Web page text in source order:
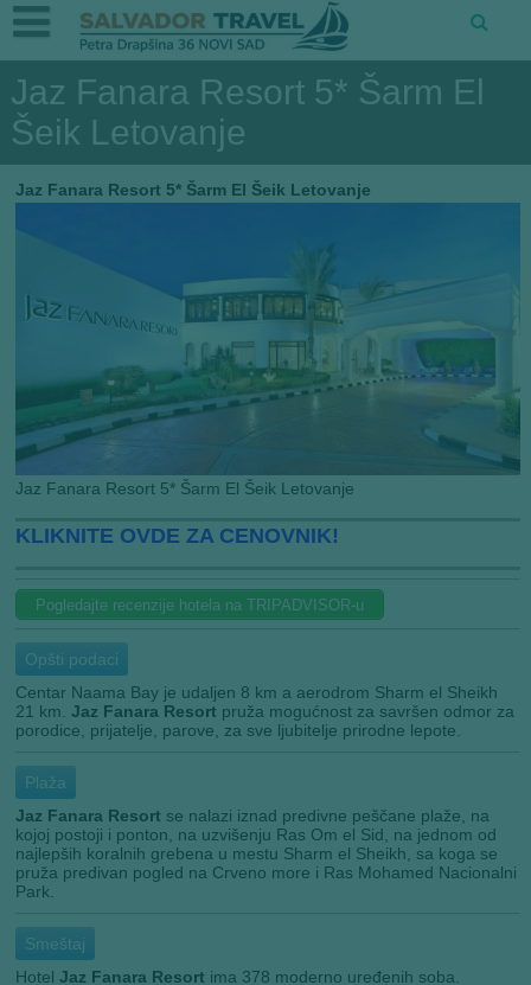
Jaz Fanara Resort 5* Šarm El
Šeik Letovanje
Jaz Fanara Resort 5* Šarm El Šeik Letovanje
Jaz Fanara Resort 5* Šarm El Šeik Letovanje
KLIKNITE OVDE ZA CENOVNIK!
Pogledajte recenzije hotela na TRIPADVISOR-u
Opšti podaci
Centar Naama Bay je udaljen 8 km a aerodrom Sharm el Sheikh
21 km.Jaz Fanara Resort pruža mogućnost za savršen odmor za
porodice, prijatelje, parove, za sve ljubitelje prirodne lepote.
Plaža
Jaz Fanara Resort se nalazi iznad predivne peščane plaže, na
kojoj postoji i ponton, na uzvišenju Ras Om el Sid, na jednom od
najlepših koralnih grebena u mestu Sharm el Sheikh, sa koga se
pruža predivan pogled na Crveno more i Ras Mohamed Nacionalni
Park.
Smeštaj
HotelJaz Fanara Resort ima 378 moderno uređenih soba